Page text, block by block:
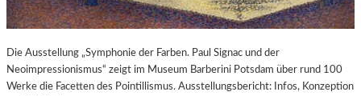
A
U
T
“
(
Die Ausstellung „Symphonie der Farben. Paul Signac und der
Neoimpressionismus“ zeigt im Museum Barberini Potsdam über rund 100
Werke die Facetten des Pointillismus. Ausstellungsbericht: Infos, Konzeption